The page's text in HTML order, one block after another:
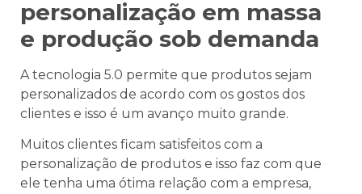
personalização em massa
e produção sob demanda
A tecnologia 5.0 permite que produtos sejam
personalizados de acordo com os gostos dos
clientes e isso é um avanço muito grande.
Muitos clientes ficam satisfeitos com a
personalização de produtos e isso faz com que
ele tenha uma ótima relação com a empresa,